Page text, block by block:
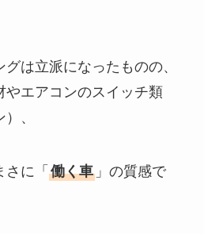
は立派になったものの、
やエアコンのスイッチ類
、
さに「 働く車」の質感で